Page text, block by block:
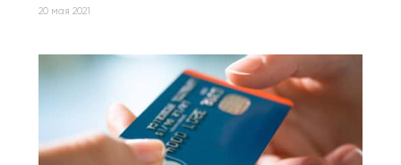
20 мая 2021